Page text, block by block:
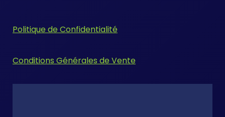
Politique de Confidentialité
Conditions Générales de Vente